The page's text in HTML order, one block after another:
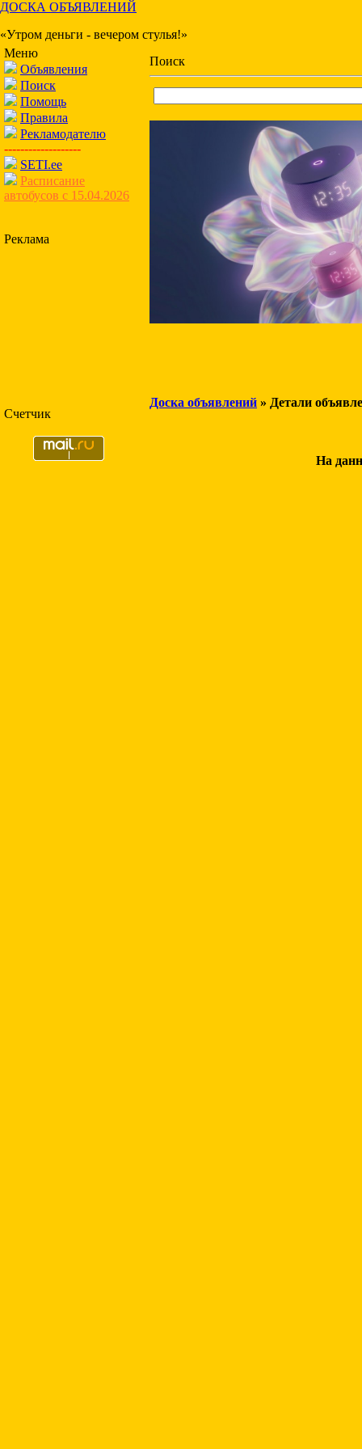
ДОСКА ОБЪЯВЛЕНИЙ
«Утром деньги - вечером стулья!»
Меню
Объявления
Поиск
Помощь
Правила
Рекламодателю
-------------------
SETI.ee
Расписание
автобусов с 15.04.2026
Реклама
Счетчик
Поиск
Доска объявлений » Детали
На